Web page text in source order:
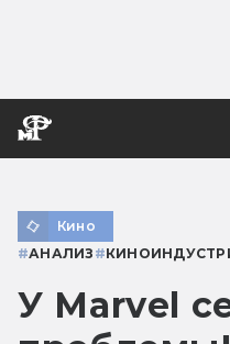
Кино
#АНАЛИЗ #
У Marvel